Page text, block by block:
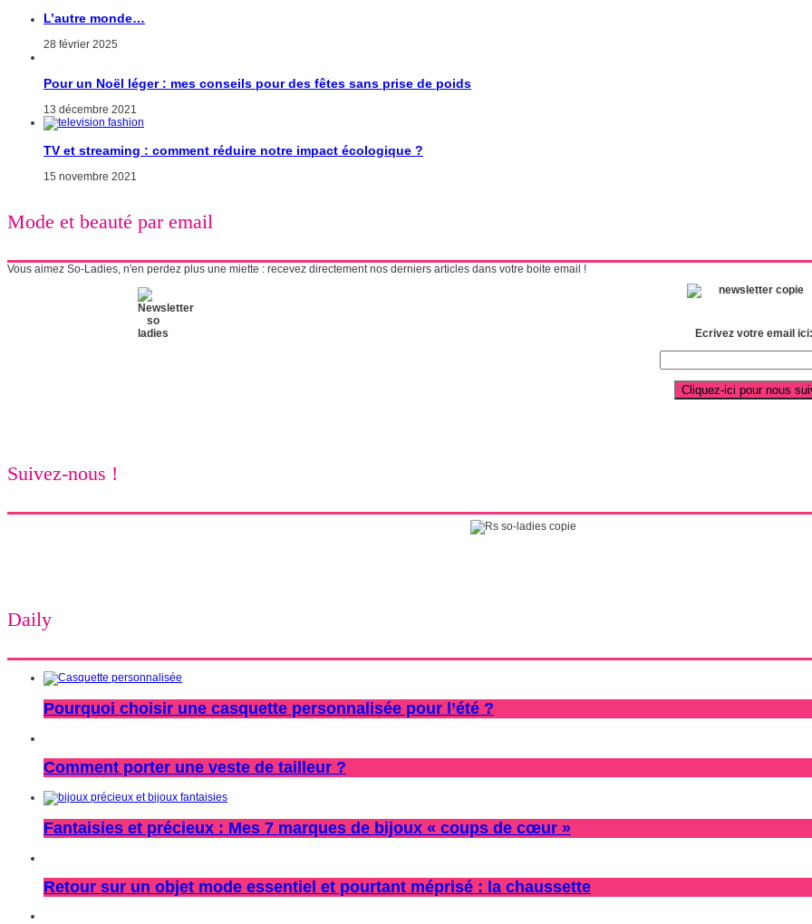
L’autre monde…
28 février 2025
Pour un Noël léger : mes conseils pour des fêtes sans prise de poids
13 décembre 2021
TV et streaming : comment réduire notre impact écologique ?
15 novembre 2021
Mode et beauté par email
Vous aimez So-Ladies, n'en perdez plus une miette : recevez directement nos derniers articles dans votre boite email !
Ecrivez votre email ici:
Suivez-nous !
Daily
Pourquoi choisir une casquette personnalisée pour l’été ?
Comment porter une veste de tailleur ?
Fantaisies et précieux : Mes 7 marques de bijoux « coups de cœur »
Retour sur un objet mode essentiel et pourtant méprisé : la chaussette